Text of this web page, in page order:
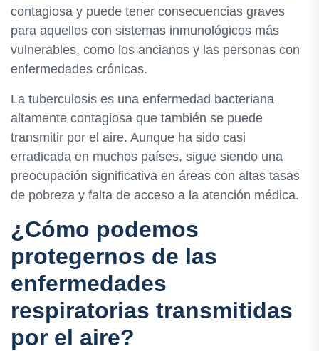
contagiosa y puede tener consecuencias graves
para aquellos con sistemas inmunológicos más
vulnerables, como los ancianos y las personas con
enfermedades crónicas.
La tuberculosis es una enfermedad bacteriana
altamente contagiosa que también se puede
transmitir por el aire. Aunque ha sido casi
erradicada en muchos países, sigue siendo una
preocupación significativa en áreas con altas tasas
de pobreza y falta de acceso a la atención médica.
¿Cómo podemos
protegernos de las
enfermedades
respiratorias transmitidas
por el aire?